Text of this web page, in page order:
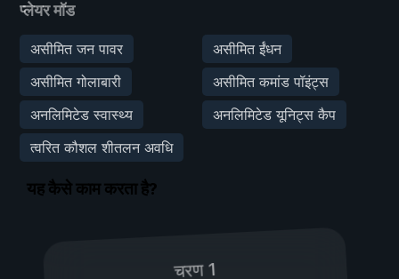
प्लेयर मॉड
असीमित जन पावर
असीमित ईंधन
असीमित गोलाबारी
असीमित कमांड पॉइंट्स
अनलिमिटेड स्वास्थ्य
अनलिमिटेड यूनिट्स कैप
त्वरित कौशल शीतलन अवधि
यह कैसे काम करता है?
चरण 1